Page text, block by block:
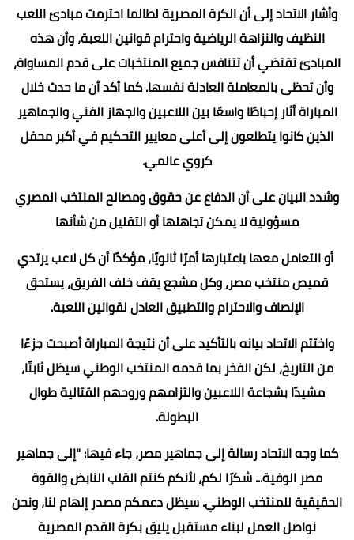
وأشار الاتحاد إلى أن الكرة المصرية لطالما احترمت مبادئ اللعب
النظيف والنزاهة الرياضية واحترام قوانين اللعبة، وأن هذه
المبادئ تقتضي أن تتنافس جميع المنتخبات على قدم المساواة،
وأن تحظى بالمعاملة العادلة نفسها. كما أكد أن ما حدث خلال
المباراة أثار إحباطًا واسعًا بين اللاعبين والجهاز الفني والجماهير
الذين كانوا يتطلعون إلى أعلى معايير التحكيم في أكبر محفل
كروي عالمي.
وشدد البيان على أن الدفاع عن حقوق ومصالح المنتخب المصري
مسؤولية لا يمكن تجاهلها أو التقليل من شأنها
أو التعامل معها باعتبارها أمرًا ثانويًا، مؤكدًا أن كل لاعب يرتدي
قميص منتخب مصر، وكل مشجع يقف خلف الفريق، يستحق
الإنصاف والاحترام والتطبيق العادل لقوانين اللعبة.
واختتم الاتحاد بيانه بالتأكيد على أن نتيجة المباراة أصبحت جزءًا
من التاريخ، لكن الفخر بما قدمه المنتخب الوطني سيظل ثابتًا،
مشيدًا بشجاعة اللاعبين والتزامهم وروحهم القتالية طوال
البطولة.
كما وجه الاتحاد رسالة إلى جماهير مصر، جاء فيها: "إلى جماهير
مصر الوفية... شكرًا لكم، لأنكم كنتم القلب النابض والقوة
الحقيقية للمنتخب الوطني. سيظل دعمكم مصدر إلهام لنا، ونحن
نواصل العمل لبناء مستقبل يليق بكرة القدم المصرية